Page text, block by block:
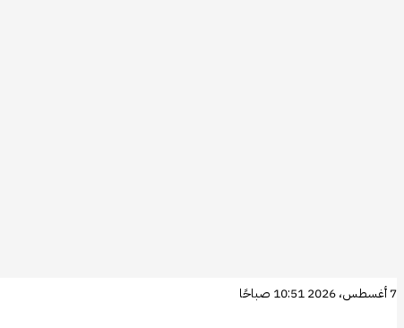
تخطي
7 أغسطس، 2026 10:51 صباحًا